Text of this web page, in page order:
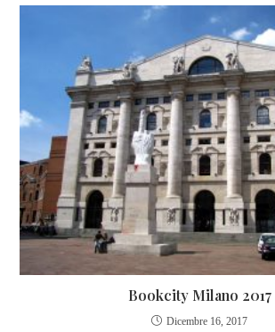
Bookcity Milano 2017
Dicembre 16, 2017